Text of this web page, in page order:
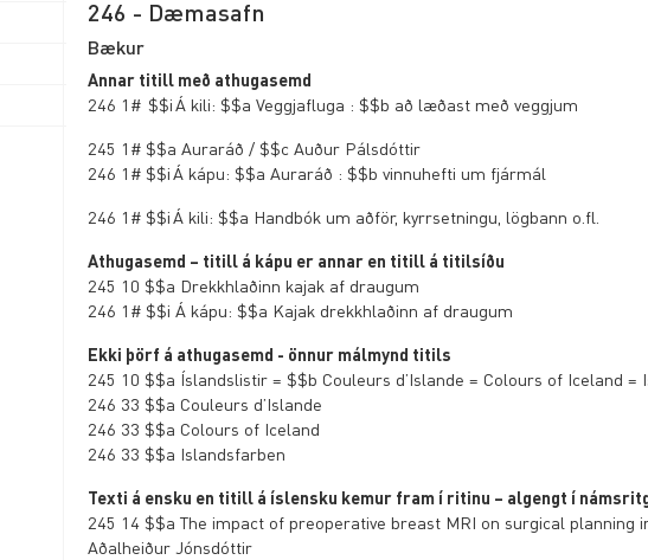
246 - Dæmasafn
Bækur
Annar titill með athugasemd
246 1# $$i Á kili: $$a Veggjafluga : $$b að læðast með veggjum
245 1# $$a Auraráð / $$c Auður Pálsdóttir
246 1# $$i Á kápu: $$a Auraráð : $$b vinnuhefti um fjármál
246 1# $$i Á kili: $$a Handbók um aðför, kyrrsetningu, lögbann o.fl.
Athugasemd – titill á kápu er annar en titill á titilsíðu
245 10 $$a Drekkhlaðinn kajak af draugum
246 1# $$i Á kápu: $$a Kajak drekkhlaðinn af draugum
Ekki þörf á athugasemd - önnur málmynd titils
245 10 $$a Íslandslistir = $$b Couleurs d’Islande = Colours of Iceland =
246 33 $$a Couleurs d’Islande
246 33 $$a Colours of Iceland
246 33 $$a Islandsfarben
Texti á ensku en titill á íslensku kemur fram í ritinu – algengt í
245 14 $$a The impact of preoperative breast MRI on surgical
Aðalheiður Jónsdóttir